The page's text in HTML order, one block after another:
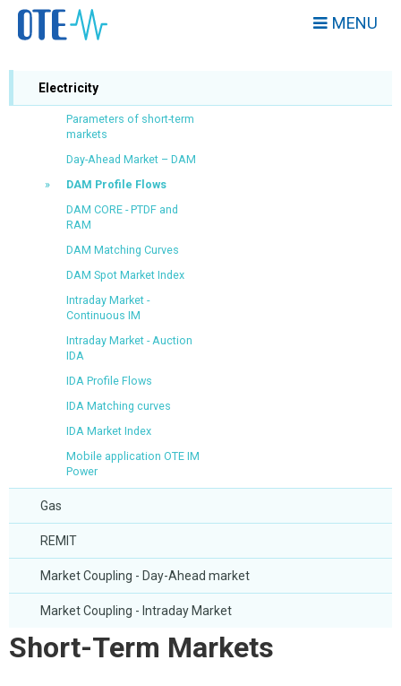
MENU
Electricity
Parameters of short-term
markets
Day-Ahead Market – DAM
DAM Profile Flows
DAM CORE - PTDF and
RAM
DAM Matching Curves
DAM Spot Market Index
Intraday Market -
Continuous IM
Intraday Market - Auction
IDA
IDA Profile Flows
IDA Matching curves
IDA Market Index
Mobile application OTE IM
Power
Gas
REMIT
Market Coupling - Day-Ahead market
Market Coupling - Intraday Market
Short-Term Markets